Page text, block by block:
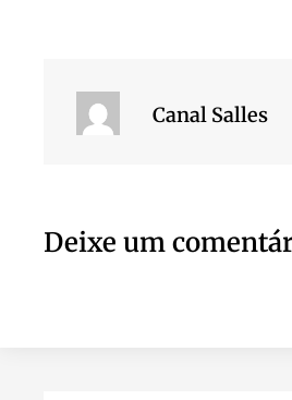
Canal Salles
Deixe um